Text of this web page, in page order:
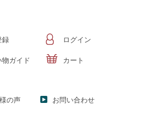
録 ログイン
物ガイド カート
の声 お問い合わせ